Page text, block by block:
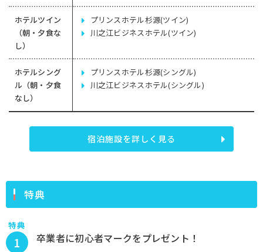
ホテルツイン
（朝・夕食な
し）
プリンスホテル杉源(ツイン)
川之江ビジネスホテル(ツイン)
ホテルシング
ル（朝・夕食
なし）
プリンスホテル杉源(シングル)
川之江ビジネスホテル(シングル)
宿泊施設を詳しく見る
特典
特典
1 卒業者に初心者マークをプレゼント！